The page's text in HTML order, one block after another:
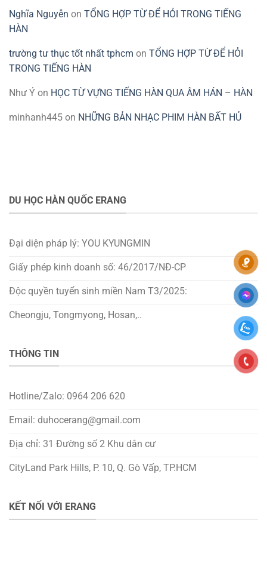
Nghĩa Nguyễn on TỔNG HỢP TỪ ĐỂ HỎI TRONG TIẾNG
HÀN
trường tư thục tốt nhất tphcm on TỔNG HỢP TỪ ĐỂ HỎI
TRONG TIẾNG HÀN
Như Ý on HỌC TỪ VỰNG TIẾNG HÀN QUA ÂM HÁN – HÀN
minhanh445 on NHỮNG BẢN NHẠC PHIM HÀN BẤT HỦ
DU HỌC HÀN QUỐC ERANG
Đại diện pháp lý: YOU KYUNGMIN
Giấy phép kinh doanh số: 46/2017/NĐ-CP
Độc quyền tuyển sinh miền Nam T3/2025:
Cheongju, Tongmyong, Hosan,..
THÔNG TIN
Hotline/Zalo: 0964 206 620
Email: duhocerang@gmail.com
Địa chỉ: 31 Đường số 2 Khu dân cư
CityLand Park Hills, P. 10, Q. Gò Vấp, TP.HCM
KẾT NỐI VỚI ERANG